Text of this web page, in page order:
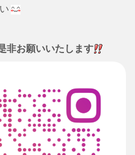
非お願いいたします